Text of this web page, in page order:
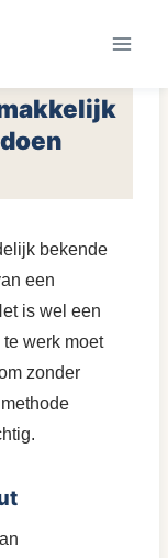
bekende
een
is wel een
werk moet
zonder